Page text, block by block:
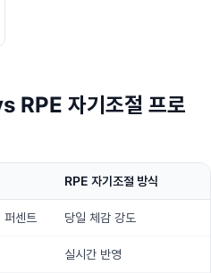
RPE 자기조절 프로
RPE 자기조절 방식
센트 당일 체감 강도
실시간 반영